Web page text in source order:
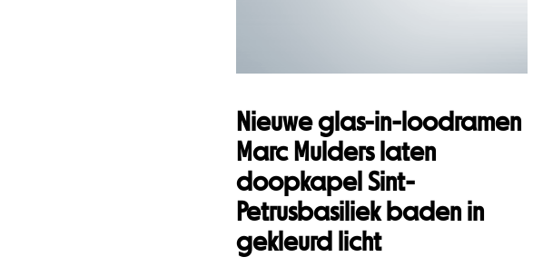
Nieuwe glas-in-loodramen
Marc Mulders laten
doopkapel Sint-
Petrusbasiliek baden in
gekleurd licht